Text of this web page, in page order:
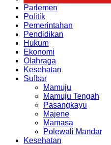
Parlemen
Politik
Pemerintahan
Pendidikan
Hukum
Ekonomi
Olahraga
Kesehatan
Sulbar
Mamuju
Mamuju Tengah
Pasangkayu
Majene
Mamasa
Polewali Mandar
Kesehatan